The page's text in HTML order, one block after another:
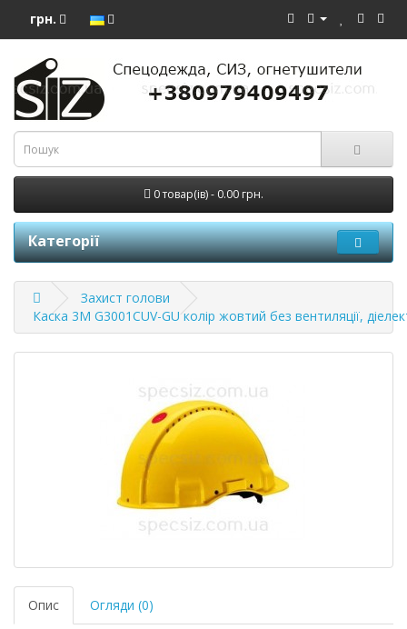
грн.
0 товар(ів) - 0.00 грн.
Категорії
Захист голови
Каска 3М G3001CUV-GU колір жовтий без вентиляції,
Опис Огляди (0)